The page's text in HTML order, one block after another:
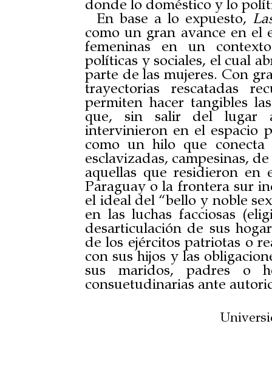
donde lo doméstico y lo
En base a lo expuesto,
como un gran avance en el
femeninas en un
políticas y sociales, el cual
parte de las mujeres. Con
trayectorias rescatadas
permiten hacer tangibles
que, sin salir del lugar
intervinieron en el espacio
como un hilo que conecta
esclavizadas, campesinas,
aquellas que residieron en
Paraguay o la frontera sur
el ideal del “bello y noble
en las luchas facciosas
desarticulación de sus
de los ejércitos patriotas o
con sus hijos y las
sus maridos, padres o
consuetudinarias ante